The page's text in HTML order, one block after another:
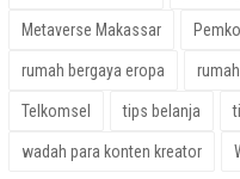
Metaverse Makassar
rumah bergaya eropa
Telkomsel tips belanja
wadah para konten kreator